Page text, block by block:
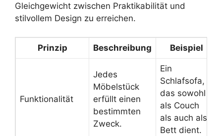
Gleichgewicht zwischen Praktikabilität und
stilvollem Design zu erreichen.
Prinzip Beschreibung Beispiel
Funktionalität
Jedes
Möbelstück
erfüllt einen
bestimmten
Zweck.
Ein
Schlafsofa,
das sowohl
als Couch
als auch als
Bett dient.